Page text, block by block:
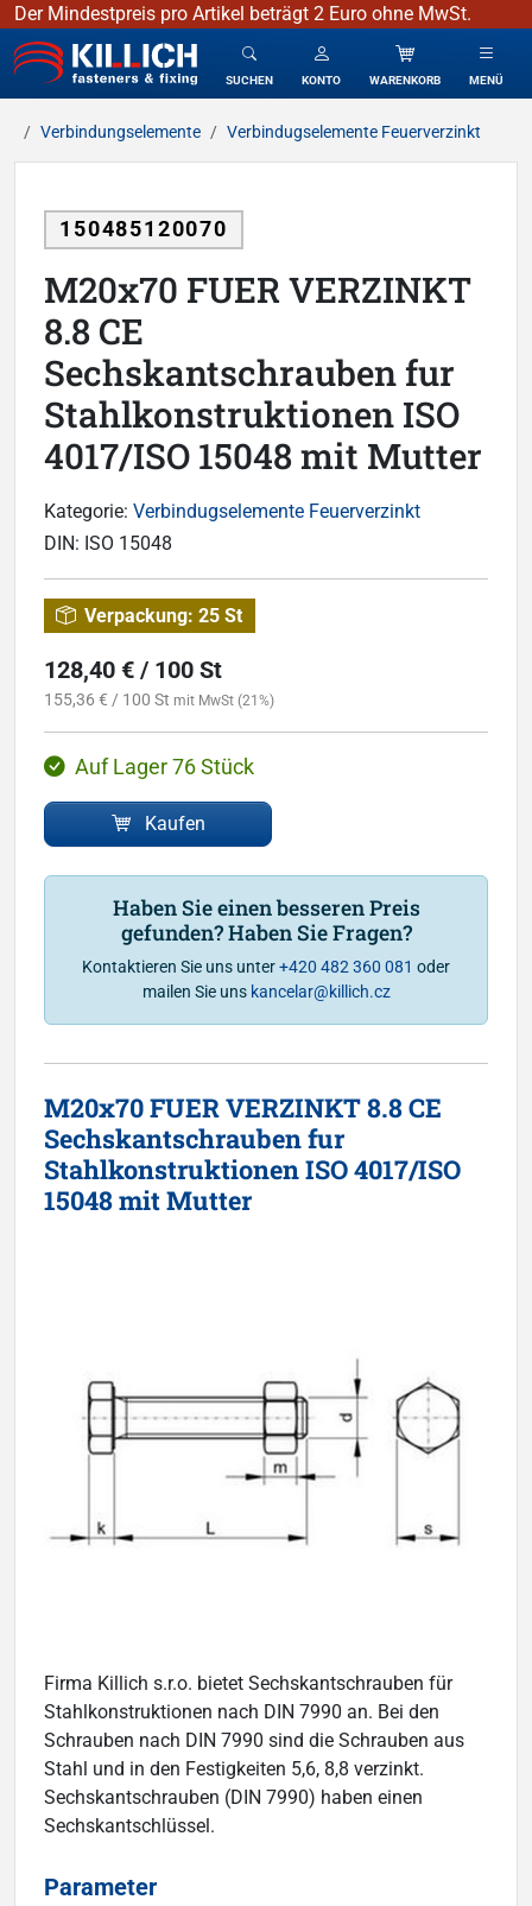
Der Mindestpreis pro Artikel beträgt 2 Euro ohne MwSt.
KILLICH - Verbindungselemente
SUCHEN KONTO WARENKORB MENÜ
Verbindungselemente Verbindugselemente Feuerverzinkt
150485120070
M20x70 FUER VERZINKT
8.8 CE
Sechskantschrauben fur
Stahlkonstruktionen ISO
4017/ISO 15048 mit Mutter
Kategorie: Verbindugselemente Feuerverzinkt
DIN: ISO 15048
Verpackung: 25 St
128,40 € / 100 St
155,36 € / 100 St mit MwSt (21%)
Auf Lager 76 Stück
Kaufen
Haben Sie einen besseren Preis
gefunden? Haben Sie Fragen?
Kontaktieren Sie uns unter+420 482 360 081 oder
mailen Sie uns kancelar@killich.cz
M20x70 FUER VERZINKT 8.8 CE
Sechskantschrauben fur
Stahlkonstruktionen ISO 4017/ISO
15048 mit Mutter
Firma Killich s.r.o. bietet Sechskantschrauben für
Stahlkonstruktionen nach DIN 7990 an. Bei den
Schrauben nach DIN 7990 sind die Schrauben aus
Stahl und in den Festigkeiten 5,6, 8,8 verzinkt.
Sechskantschrauben (DIN 7990) haben einen
Sechskantschlüssel.
Parameter